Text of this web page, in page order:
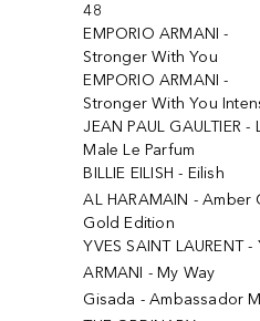
48
EMPORIO ARMANI -
Stronger With You
EMPORIO ARMANI -
Stronger With You
JEAN PAUL GAULTIER -
Male Le Parfum
BILLIE EILISH - Eilish
AL HARAMAIN - Amber
Gold Edition
YVES SAINT LAURENT -
ARMANI - My Way
Gisada - Ambassador